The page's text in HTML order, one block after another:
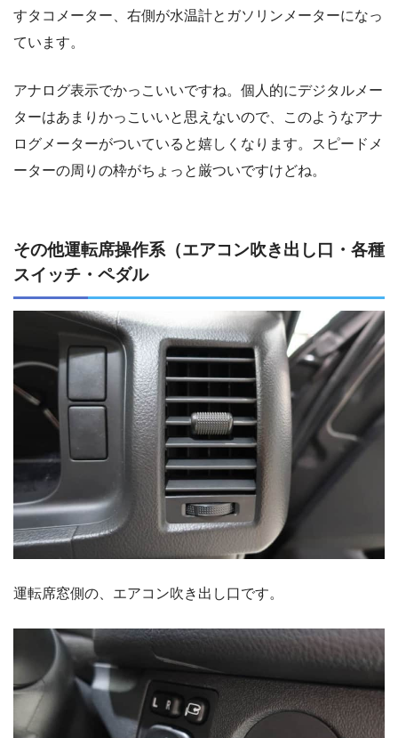
すタコメーター、右側が水温計とガソリンメーターになっ
ています。
アナログ表示でかっこいいですね。個人的にデジタルメー
ターはあまりかっこいいと思えないので、このようなアナ
ログメーターがついていると嬉しくなります。スピードメ
ーターの周りの枠がちょっと厳ついですけどね。
その他運転席操作系（エアコン吹き出し口・各種
スイッチ・ペダル
運転席窓側の、エアコン吹き出し口です。